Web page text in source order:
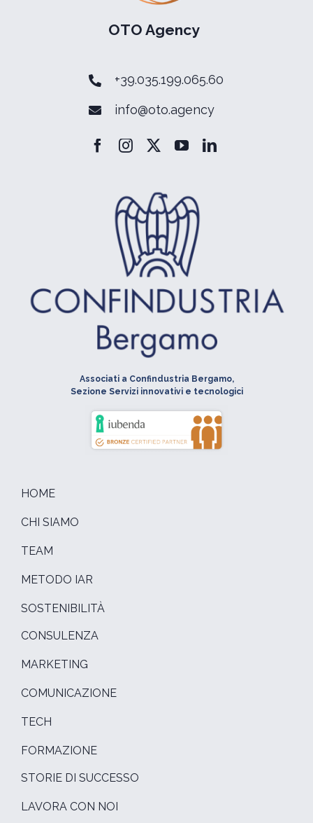
OTO Agency
+39.035.199.065.60
info@oto.agency
HOME
CHI SIAMO
TEAM
METODO IAR
SOSTENIBILITÀ
CONSULENZA
MARKETING
COMUNICAZIONE
TECH
FORMAZIONE
STORIE DI SUCCESSO
LAVORA CON NOI
Associati a Confindustria Bergamo,
Sezione Servizi innovativi e tecnologici